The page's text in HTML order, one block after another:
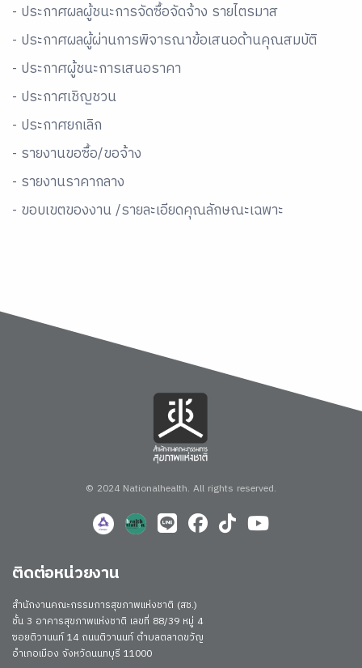
- ประกาศผลผู้ชนะการจัดซื้อจัดจ้าง รายไตรมาส
- ประกาศผลผู้ผ่านการพิจารณาข้อเสนอด้านคุณสมบัติ
- ประกาศผู้ชนะการเสนอราคา
- ประกาศเชิญชวน
- ประกาศยกเลิก
- รายงานขอซื้อ/ขอจ้าง
- รายงานราคากลาง
- ขอบเขตของงาน /รายละเอียดคุณลักษณะเฉพาะ
© 2024 Nationalhealth. All rights reserved.
ติดต่อหน่วยงาน
สำนักงานคณะกรรมการสุขภาพแห่งชาติ (สช.)
ชั้น 3 อาคารสุขภาพแห่งชาติ เลขที่ 88/39 หมู่ 4
ซอยติวานนท์ 14 ถนนติวานนท์ ตำบลตลาดขวัญ
อำเภอเมือง จังหวัดนนทบุรี 11000